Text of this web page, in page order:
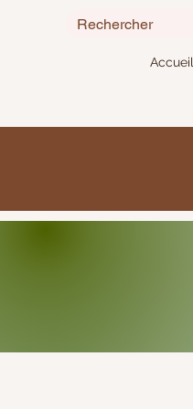
Accueil